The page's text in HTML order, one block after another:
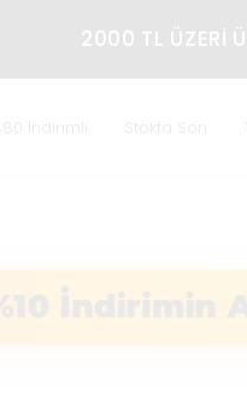
DÜNYANIN
%80 İndirimli Stokta Son